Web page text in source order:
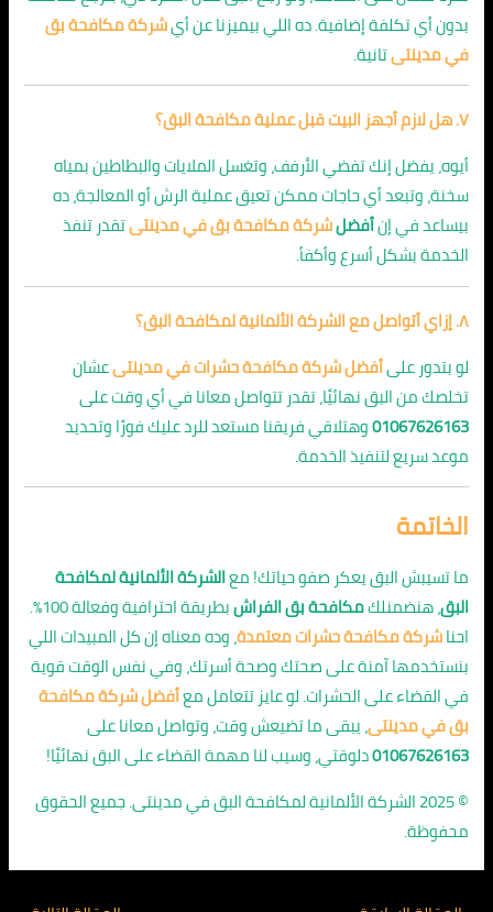
بدون أي تكلفة إضافية. ده اللي بيميزنا عن أيشركة مكافحة بق
في مدينتىتانية.
٧. هل لازم أجهز البيت قبل عملية مكافحة البق؟
أيوه، يفضل إنك تفضي الأرفف، وتغسل الملايات والبطاطين بمياه
سخنة، وتبعد أي حاجات ممكن تعيق عملية الرش أو المعالجة، ده
بيساعد في إنأفضلشركة مكافحة بق في مدينتىتقدر تنفذ
الخدمة بشكل أسرع وأكفأ.
٨. إزاي أتواصل مع الشركة الألمانية لمكافحة البق؟
لو بتدور علىأفضل شركة مكافحة حشرات في مدينتىعشان
تخلصك من البق نهائيًا، تقدر تتواصل معانا في أي وقت على
01067626163وهتلاقي فريقنا مستعد للرد عليك فورًا وتحديد
موعد سريع لتنفيذ الخدمة.
الخاتمة
ما تسيبش البق يعكر صفو حياتك! معالشركة الألمانية لمكافحة
البق، هنضمنلكمكافحة بق الفراش
بطريقة احترافية وفعالة 100%.
احناشركة مكافحة حشرات معتمدة، وده معناه إن كل المبيدات اللي
بنستخدمها آمنة على صحتك وصحة أسرتك، وفي نفس الوقت قوية
في القضاء على الحشرات. لو عايز تتعامل معأفضل شركة مكافحة
بق في مدينتى، يبقى ما تضيعش وقت، وتواصل معانا على
01067626163دلوقتي، وسيب لنا مهمة القضاء على البق نهائيًا!
© 2025 الشركة الألمانية لمكافحة البق في مدينتى. جميع الحقوق
محفوظة.